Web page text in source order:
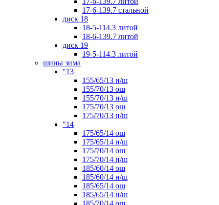
17-6-139.7 стальной
диск 18
18-5-114.3 литой
18-6-139.7 литой
диск 19
19-5-114.3 литой
шины зима
"13
155/65/13 н/ш
155/70/13 ош
155/70/13 н/ш
175/70/13 ош
175/70/13 н/ш
"14
175/65/14 ош
175/65/14 н/ш
175/70/14 ош
175/70/14 н/ш
185/60/14 ош
185/60/14 н/ш
185/65/14 ош
185/65/14 н/ш
185/70/14 ош